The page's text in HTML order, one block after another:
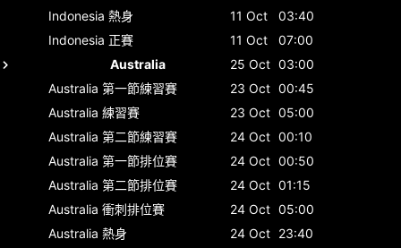
Indonesia 熱身 11 Oct
03:40
Indonesia 正賽 11 Oct
07:00
Australia
25 Oct 03:00
Australia 第一節練習賽 23 Oct 00:45
Australia 練習賽 23 Oct 05:00
Australia 第二節練習賽 24 Oct 00:10
Australia 第一節排位賽 24 Oct 00:50
Australia 第二節排位賽 24 Oct 01:15
Australia 衝刺排位賽 24 Oct 05:00
Australia 熱身 24 Oct 23:40